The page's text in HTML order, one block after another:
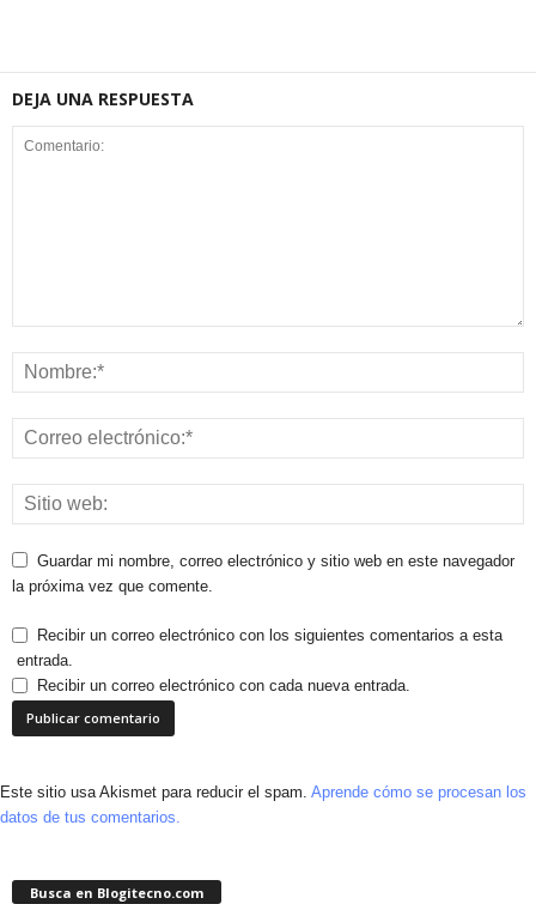
DEJA UNA RESPUESTA
Guardar mi nombre, correo electrónico y sitio web en este navegador
la próxima vez que comente.
Recibir un correo electrónico con los siguientes comentarios a esta
entrada.
Recibir un correo electrónico con cada nueva entrada.
Este sitio usa Akismet para reducir el spam. Aprende cómo se procesan los
datos de tus comentarios.
Busca en Blogitecno.com